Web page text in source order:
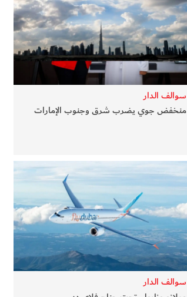
سوالف الدار
منخفض جوي يضرب شرق وجنوب الإمارات
سوالف الدار